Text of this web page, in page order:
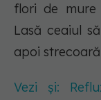
flori de
Lasă ceaiul
apoi
Vezi și: